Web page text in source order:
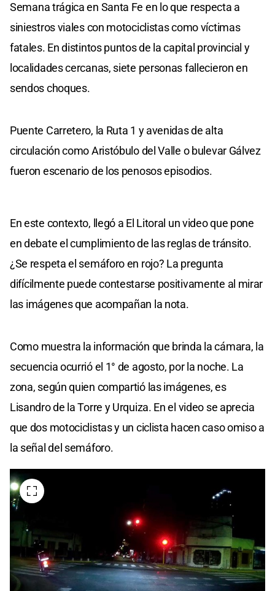
Semana trágica en Santa Fe en lo que respecta a
siniestros viales con motociclistas como víctimas
fatales. En distintos puntos de la capital provincial y
localidades cercanas, siete personas fallecieron en
sendos choques.
Puente Carretero, la Ruta 1 y avenidas de alta
circulación como Aristóbulo del Valle o bulevar Gálvez
fueron escenario de los penosos episodios.
En este contexto, llegó a El Litoral un video que pone
en debate el cumplimiento de las reglas de tránsito.
¿Se respeta el semáforo en rojo? La pregunta
difícilmente puede contestarse positivamente al mirar
las imágenes que acompañan la nota.
Como muestra la información que brinda la cámara, la
secuencia ocurrió el 1° de agosto, por la noche. La
zona, según quien compartió las imágenes, es
Lisandro de la Torre y Urquiza. En el video se aprecia
que dos motociclistas y un ciclista hacen caso omiso a
la señal del semáforo.